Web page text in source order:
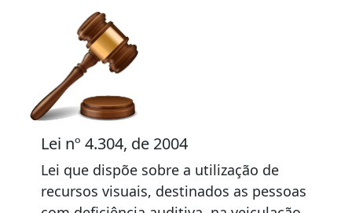
Lei nº 4.304, de 2004
Lei que dispõe sobre a utilização de
recursos visuais, destinados as pessoas